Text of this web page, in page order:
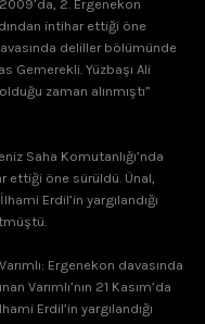
2. Ergenekon
intihar ettiği öne
deliller bölümünde
Gemerekli. Yüzbaşı Ali
zaman alınmıştı”
Saha Komutanlığı’nda
ettiği öne sürüldü. Ünal,
Erdil’in yargılandığı
Ergenekon davasında
Varımlı’nın 21 Kasım’da
Erdil’in yargılandığı